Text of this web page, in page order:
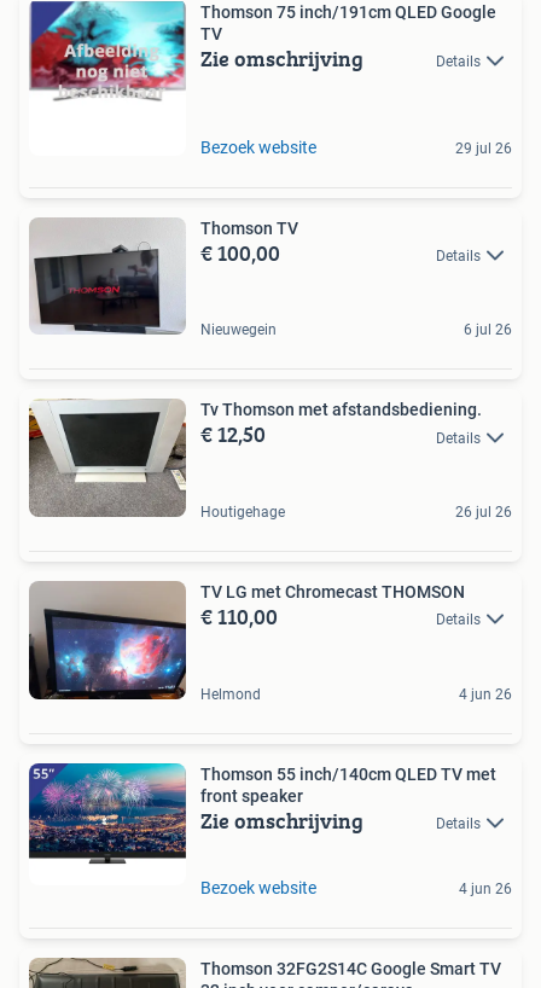
Thomson 75 inch/191cm QLED Google
TV
Zie omschrijving Details
Bezoek website 29 jul 26
Thomson TV
€ 100,00 Details
Nieuwegein 6 jul 26
Tv Thomson met afstandsbediening.
€ 12,50 Details
Houtigehage 26 jul 26
TV LG met Chromecast THOMSON
€ 110,00 Details
Helmond 4 jun 26
Thomson 55 inch/140cm QLED TV met
front speaker
Zie omschrijving Details
Bezoek website 4 jun 26
Thomson 32FG2S14C Google Smart TV